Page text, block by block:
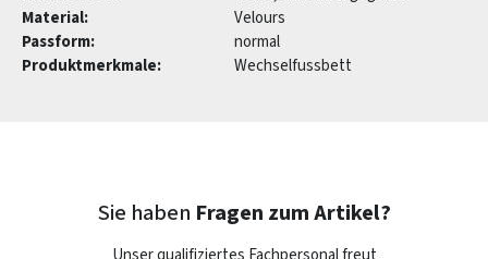
Material:
Velours
Passform:
normal
Produktmerkmale:
Wechselfussbett
Sie haben Fragen zum Artikel?